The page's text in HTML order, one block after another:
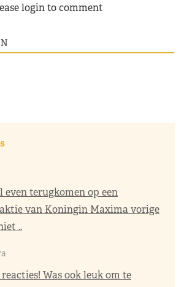
login to comment
even terugkomen op een
van Koningin Maxima vorige
..
Was ook leuk om te